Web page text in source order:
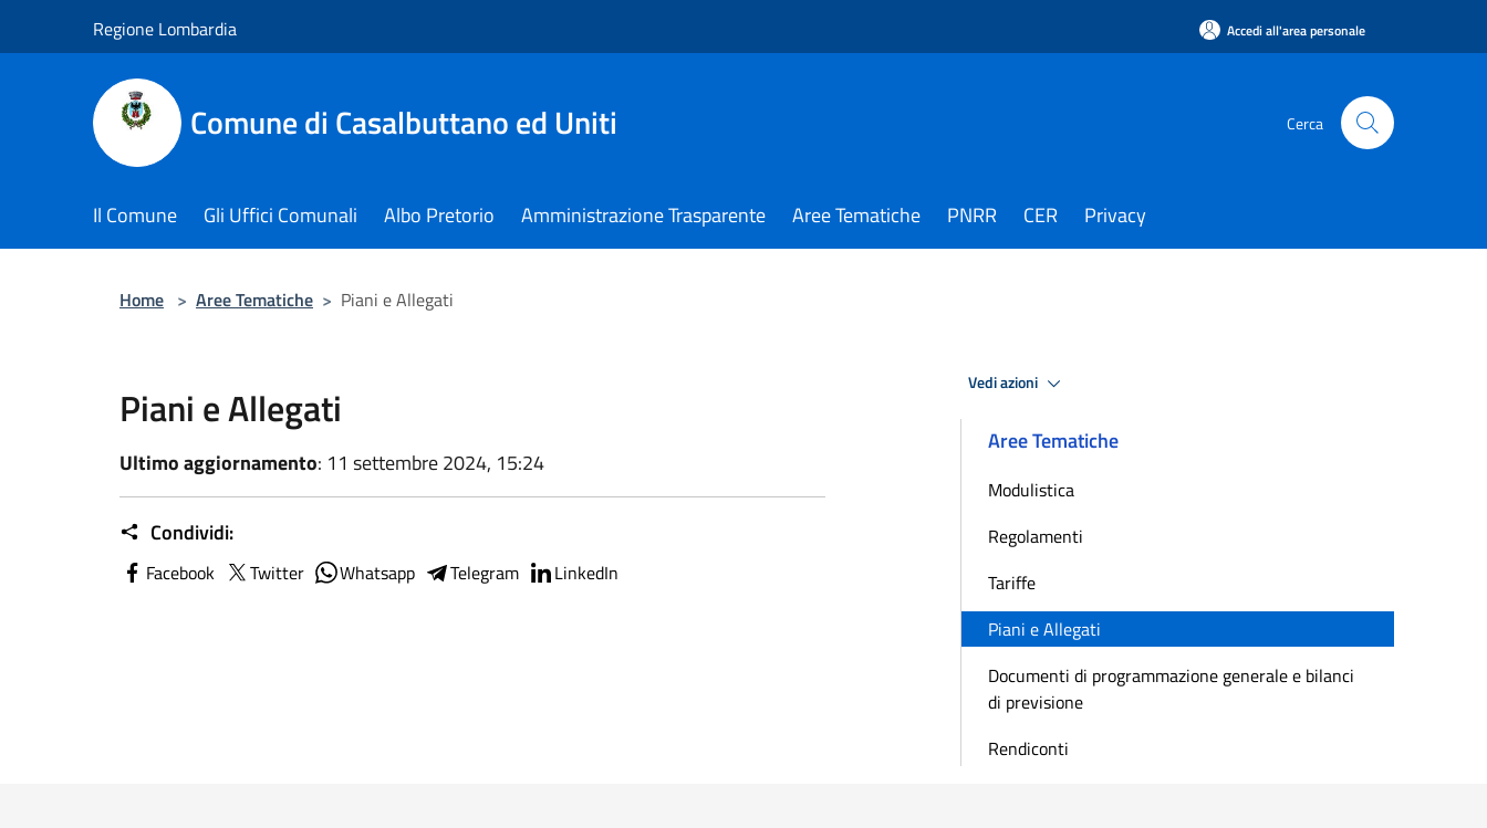
Regione Lombardia Accedi all'area personale
Comune di Casalbuttano ed Uniti Cerca
Il Comune Gli Uffici Comunali Albo Pretorio Amministrazione Trasparente Aree Tematiche PNRR CER Privacy
Home > Aree Tematiche > Piani e Allegati
Piani e Allegati
Ultimo aggiornamento: 11 settembre 2024, 15:24
Condividi:
Facebook Twitter Whatsapp Telegram LinkedIn
Vedi azioni
Aree Tematiche
Modulistica
Regolamenti
Tariffe
Piani e Allegati
Documenti di programmazione generale e bilanci
di previsione
Rendiconti